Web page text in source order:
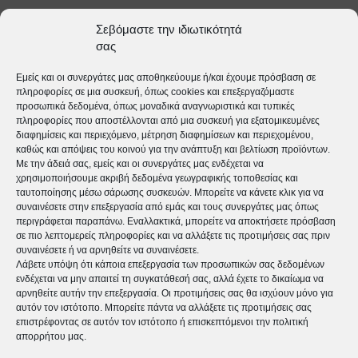
Σεβόμαστε την ιδιωτικότητά
σας
Εμείς και οι συνεργάτες μας αποθηκεύουμε ή/και έχουμε πρόσβαση σε
πληροφορίες σε μια συσκευή, όπως cookies και επεξεργαζόμαστε
προσωπικά δεδομένα, όπως μοναδικά αναγνωριστικά και τυπικές
πληροφορίες που αποστέλλονται από μια συσκευή για εξατομικευμένες
διαφημίσεις και περιεχόμενο, μέτρηση διαφημίσεων και περιεχομένου,
καθώς και απόψεις του κοινού για την ανάπτυξη και βελτίωση προϊόντων.
Με την άδειά σας, εμείς και οι συνεργάτες μας ενδέχεται να
χρησιμοποιήσουμε ακριβή δεδομένα γεωγραφικής τοποθεσίας και
ταυτοποίησης μέσω σάρωσης συσκευών. Μπορείτε να κάνετε κλικ για να
συναινέσετε στην επεξεργασία από εμάς και τους συνεργάτες μας όπως
περιγράφεται παραπάνω. Εναλλακτικά, μπορείτε να αποκτήσετε πρόσβαση
σε πιο λεπτομερείς πληροφορίες και να αλλάξετε τις προτιμήσεις σας πριν
συναινέσετε ή να αρνηθείτε να συναινέσετε.
Λάβετε υπόψη ότι κάποια επεξεργασία των προσωπικών σας δεδομένων
ενδέχεται να μην απαιτεί τη συγκατάθεσή σας, αλλά έχετε το δικαίωμα να
αρνηθείτε αυτήν την επεξεργασία. Οι προτιμήσεις σας θα ισχύουν μόνο για
αυτόν τον ιστότοπο. Μπορείτε πάντα να αλλάξετε τις προτιμήσεις σας
επιστρέφοντας σε αυτόν τον ιστότοπο ή επισκεπτόμενοι την πολιτική
απορρήτου μας.
φροντίζουν ασθενείς με καρκίνο.
Η κα Μένια Κουκουγιάννη θα αναφερθεί στην αξία
φροντιστών τους.
Η ψυχολόγος Μαρία Ντεβέ θα μιλήσει για τον κύκλο
της φροντίδας. Τέλος η κα Βεργάκη Μαρία θα
αναφερθεί στην σημασία της αυτοφροντίδας και του
κοινωνικού δικτύου για τους άτυπους φροντιστές.
Στο δεύτερο μέρος της ημερίδας θα γίνουν
παρουσιάσεις στην αγγλική γλώσσα από την Δρ Κέλλυ
Παναγιωτοπούλου η οποία θα μιλήσει για την
συμβολή των φροντιστών στην ψυχική υγεία, την Δρ
Ειρήνη Θεοχάρη που θα μιλήσει για τις ψυχιατρικές